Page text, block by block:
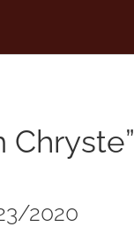
Chryste”
2020